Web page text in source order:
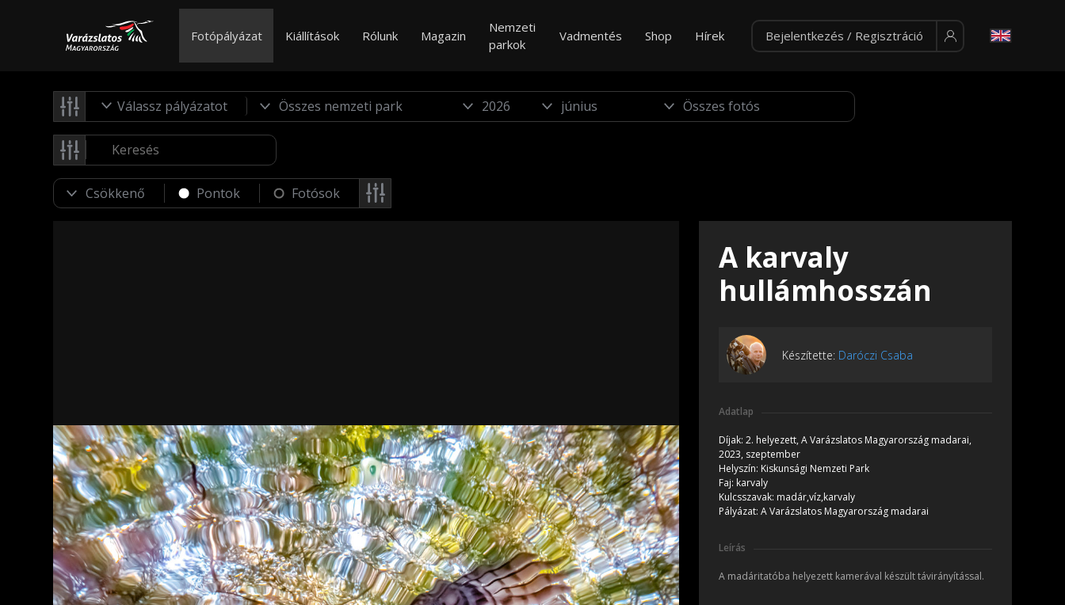
Fotópályázat Kiállítások Rólunk Magazin
Nemzeti
parkok
Vadmentés Shop Hírek Bejelentkezés / Regisztráció
Válassz pályázatot
Pontok Fotósok
A karvaly
hullámhosszán
Készítette: Daróczi Csaba
Adatlap
Díjak: 2. helyezett, A Varázslatos Magyarország madarai,
2023, szeptember
Helyszín: Kiskunsági Nemzeti Park
Faj: karvaly
Kulcsszavak: madár,víz,karvaly
Pályázat: A Varázslatos Magyarország madarai
Leírás
A madáritatóba helyezett kamerával készült távirányítással.